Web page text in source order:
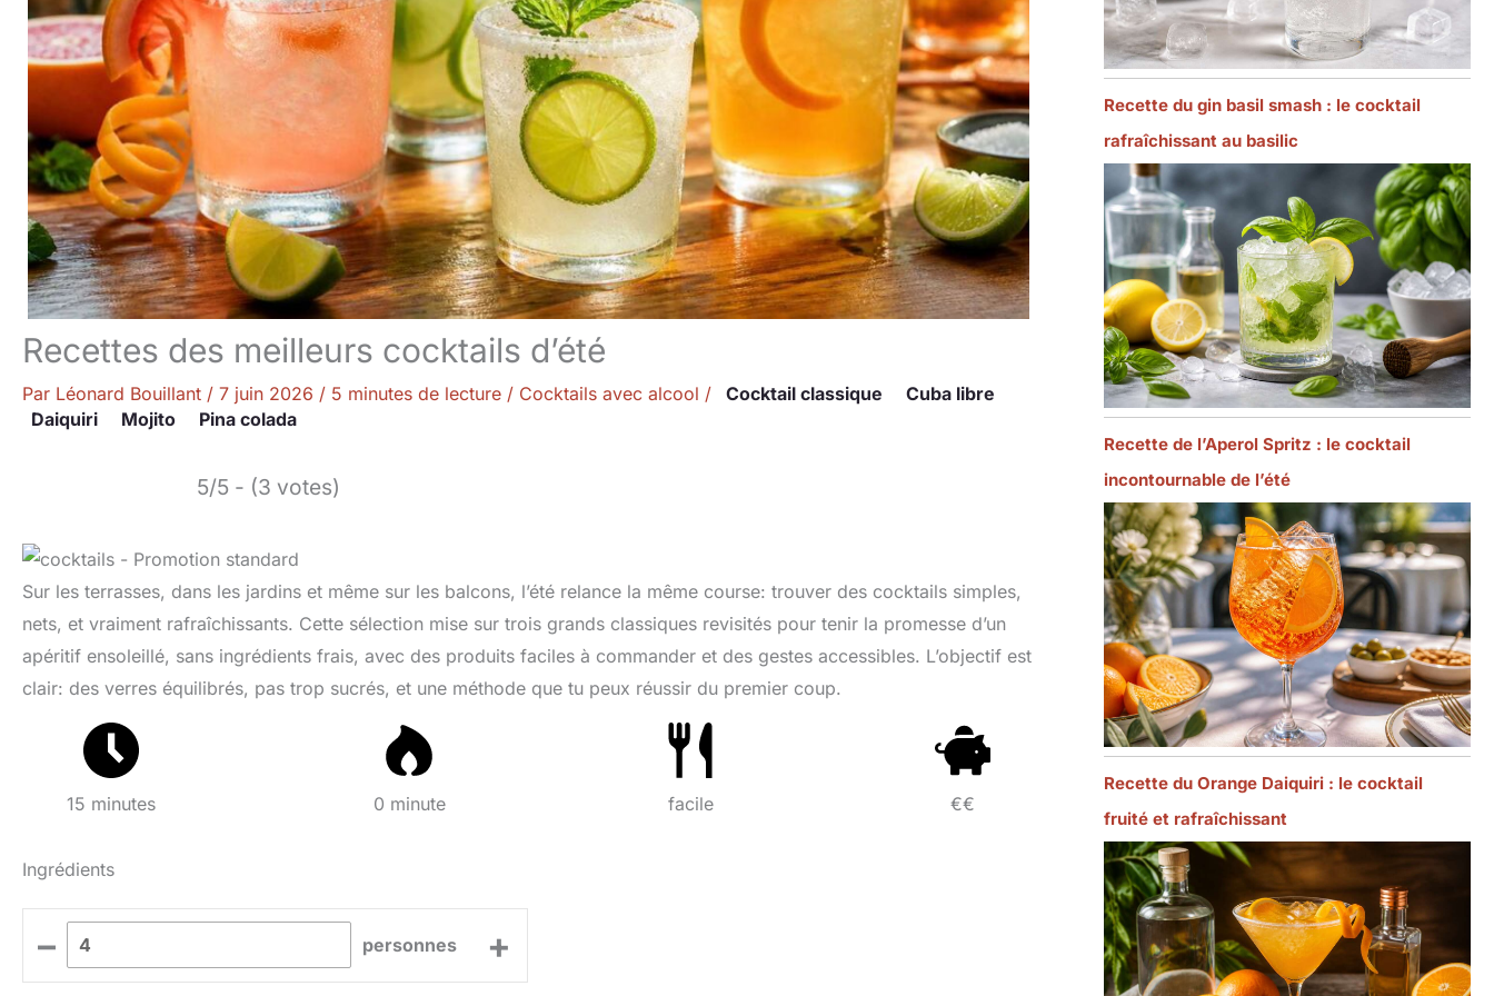
Recettes des meilleurs cocktails d’été
Par Léonard Bouillant / 7 juin 2026 / 5 minutes de lecture / Cocktails avec alcool / Cocktail classique
Cuba libre
Daiquiri
Mojito Pina colada
5/5 - (3 votes)
Sur les terrasses, dans les jardins et même sur les balcons, l’été relance la même course: trouver des cocktails simples,
nets, et vraiment rafraîchissants. Cette sélection mise sur trois grands classiques revisités pour tenir la promesse d’un
apéritif ensoleillé, sans ingrédients frais, avec des produits faciles à commander et des gestes accessibles. L’objectif est
clair: des verres équilibrés, pas trop sucrés, et une méthode que tu peux réussir du premier coup.
15 minutes 0 minute facile €€
Ingrédients
– personnes +
Recette du gin basil smash : le cocktail
rafraîchissant au basilic
Recette de l’Aperol Spritz : le cocktail
incontournable de l’été
Recette du Orange Daiquiri : le cocktail
fruité et rafraîchissant